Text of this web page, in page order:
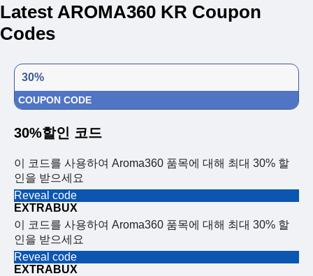
Latest AROMA360 KR Coupon
Codes
30%
COUPON CODE
30%할인 코드
이 코드를 사용하여 Aroma360 품목에 대해 최대 30% 할
인을 받으세요
Reveal code
EXTRABUX
이 코드를 사용하여 Aroma360 품목에 대해 최대 30% 할
인을 받으세요
Reveal code
EXTRABUX